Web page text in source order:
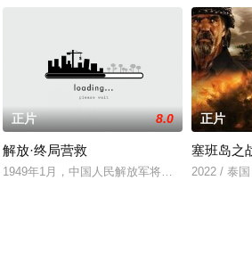
，看到蒋匪军残暴作恶并在父亲的影响下，提
正片 8.0
解放·终局营救
1949年1月，中国人民解放军将国民党 50 万军
正片
塞班岛之
2022 / 泰